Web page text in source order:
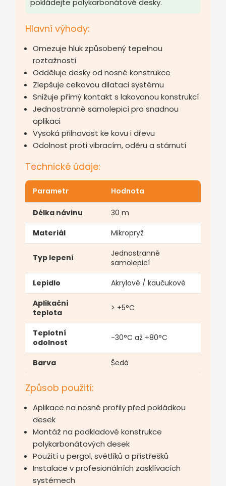
pokládejte polykarbonátové desky.
Hlavní výhody:
Omezuje hluk způsobený tepelnou
roztažností
Odděluje desky od nosné konstrukce
Zlepšuje celkovou dilataci systému
Snižuje přímý kontakt s lakovanou konstrukcí
Jednostranně samolepicí pro snadnou
aplikaci
Vysoká přilnavost ke kovu i dřevu
Odolnost proti vibracím, oděru a stárnutí
Technické údaje:
Parametr Hodnota
Délka návinu
30 m
Materiál
Mikropryž
Typ lepení
Jednostranně
samolepicí
Lepidlo
Akrylové / kaučukové
Aplikační
teplota
> +5°C
Teplotní
odolnost
-30°C až +80°C
Barva Šedá
Způsob použití:
Aplikace na nosné profily před pokládkou
desek
Montáž na podkladové konstrukce
polykarbonátových desek
Použití u pergol, světlíků a přístřešků
Instalace v profesionálních zasklívacích
systémech